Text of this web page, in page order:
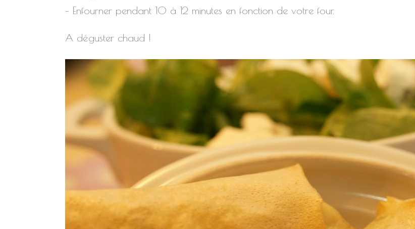
– Enfourner pendant 10 à 12 minutes en fonction de votre four.
A déguster chaud !